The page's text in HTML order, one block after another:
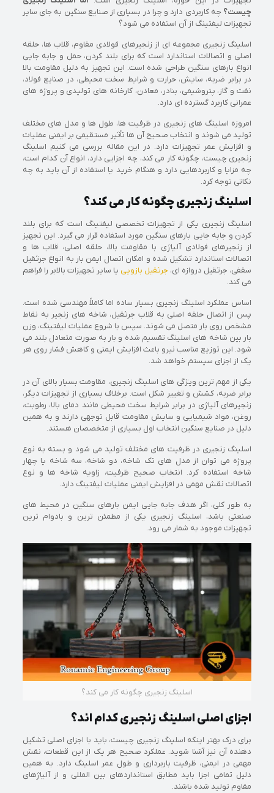
چیست؟ چه کاربردی دارد و چرا در بسیاری از صنایع سنگین به جای سایر
تجهیزات لیفتینگ از آن استفاده می شود؟
اسلینگ زنجیری مجموعه ای از زنجیرهای فولادی مقاوم، قلاب ها، حلقه
اصلی و اتصالات استاندارد است که برای بلند کردن، حمل و جابه جایی
انواع بارهای سنگین طراحی شده است. این تجهیز به دلیل مقاومت بالا
در برابر ضربه، سایش، حرارت و شرایط سخت محیطی، در صنایع فولاد،
نفت و گاز، پتروشیمی، بنادر، معادن، کارخانه های تولیدی و پروژه های
عمرانی کاربرد گسترده ای دارد.
امروزه اسلینگ های زنجیری در ظرفیت ها، طول ها و مدل های مختلف
تولید می شوند و انتخاب صحیح آن ها تأثیر مستقیمی بر ایمنی عملیات
و افزایش عمر تجهیزات دارد. در این مقاله بررسی می کنیم اسلینگ
زنجیری چیست، چگونه کار می کند، چه اجزایی دارد، انواع آن کدام است،
چه مزایا و کاربردهایی دارد و هنگام خرید یا استفاده از آن باید به چه
نکاتی توجه کرد.
اسلینگ زنجیری چگونه کار می کند؟
اسلینگ زنجیری یکی از تجهیزات تخصصی لیفتینگ است که برای بلند
کردن و جابه جایی بارهای سنگین مورد استفاده قرار می گیرد. این تجهیز
از زنجیرهای فولادی آلیاژی با مقاومت بالا، حلقه اصلی، قلاب ها و
اتصالات استاندارد تشکیل شده و امکان اتصال ایمن بار به انواع جرثقیل
سقفی، جرثقیل دروازه ای، جرثقیل بازویی یا سایر تجهیزات بالابر را فراهم
می کند.
اساس عملکرد اسلینگ زنجیری بسیار ساده اما کاملاً مهندسی شده است.
پس از اتصال حلقه اصلی به قلاب جرثقیل، شاخه های زنجیر به نقاط
مشخص روی بار متصل می شوند. سپس با شروع عملیات لیفتینگ، وزن
بار بین شاخه های اسلینگ تقسیم شده و بار به صورت متعادل بلند می
شود. این توزیع مناسب نیرو باعث افزایش ایمنی و کاهش فشار روی هر
یک از اجزای سیستم خواهد شد.
یکی از مهم ترین ویژگی های اسلینگ زنجیری، مقاومت بسیار بالای آن در
برابر ضربه، کشش و تغییر شکل است. برخلاف بسیاری از تجهیزات دیگر،
زنجیرهای آلیاژی در برابر شرایط سخت محیطی مانند دمای بالا، رطوبت،
روغن، مواد شیمیایی و سایش مقاومت قابل توجهی دارند و به همین
دلیل در صنایع سنگین انتخاب اول بسیاری از متخصصان هستند.
اسلینگ زنجیری در ظرفیت های مختلف تولید می شود و بسته به نوع
پروژه می توان از مدل های تک شاخه، دو شاخه، سه شاخه یا چهار
شاخه استفاده کرد. انتخاب صحیح ظرفیت، زاویه شاخه ها و نوع
اتصالات نقش مهمی در افزایش ایمنی عملیات لیفتینگ دارد.
به طور کلی، اگر هدف جابه جایی ایمن بارهای سنگین در محیط های
صنعتی باشد، اسلینگ زنجیری یکی از مطمئن ترین و بادوام ترین
تجهیزات موجود به شمار می رود.
اسلینگ زنجیری چگونه کار می کند؟
اجزای اصلی اسلینگ زنجیری کدام اند؟
برای درک بهتر اینکه اسلینگ زنجیری چیست، باید با اجزای اصلی تشکیل
دهنده آن نیز آشنا شوید. عملکرد صحیح هر یک از این قطعات، نقش
مهمی در ایمنی، ظرفیت باربرداری و طول عمر اسلینگ دارد. به همین
دلیل تمامی اجزا باید مطابق استانداردهای بین المللی و از آلیاژهای
مقاوم تولید شده باشند.